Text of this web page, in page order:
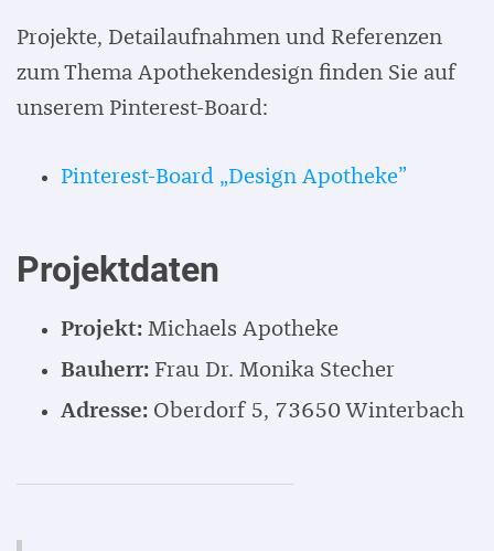
Projekte, Detailaufnahmen und Referenzen
zum Thema Apothekendesign finden Sie auf
unserem Pinterest-Board:
Pinterest-Board „Design Apotheke”
Projektdaten
Projekt: Michaels Apotheke
Bauherr: Frau Dr. Monika Stecher
Adresse: Oberdorf 5, 73650 Winterbach